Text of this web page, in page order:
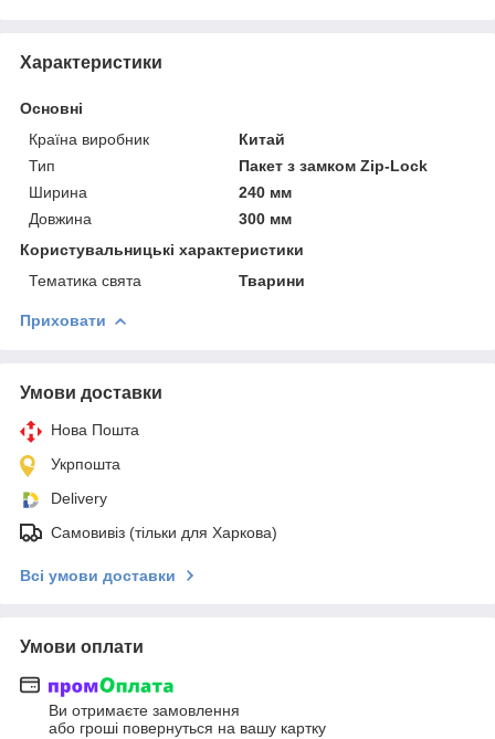
Характеристики
Основні
Країна виробник
Китай
Тип
Пакет з замком Zip-Lock
Ширина
240 мм
Довжина
300 мм
Користувальницькі характеристики
Тематика свята
Тварини
Приховати
Умови доставки
Нова Пошта
Укрпошта
Delivery
Самовивіз (тільки для Харкова)
Всі умови доставки
Умови оплати
Ви отримаєте замовлення
або гроші повернуться на вашу картку